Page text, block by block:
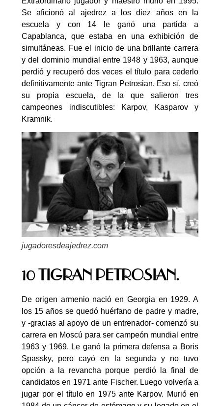
Se aficionó al ajedrez a los diez años en la
escuela y con 14 le ganó una partida a
Capablanca, que estaba en una exhibición de
simultáneas. Fue el inicio de una brillante carrera
y del dominio mundial entre 1948 y 1963, aunque
perdió y recuperó dos veces el título para cederlo
definitivamente ante Tigran Petrosian. Eso sí, creó
su propia escuela, de la que salieron tres
campeones indiscutibles: Karpov, Kasparov y
Kramnik.
jugadoresdeajedrez.com
10 TIGRAN PETROSIAN.
De origen armenio nació en Georgia en 1929. A
los 15 años se quedó huérfano de padre y madre,
y -gracias al apoyo de un entrenador- comenzó su
carrera en Moscú para ser campeón mundial entre
1963 y 1969. Le ganó la primera defensa a Boris
Spassky, pero cayó en la segunda y no tuvo
opción a la revancha porque perdió la final de
candidatos en 1971 ante Fischer. Luego volvería a
jugar por el título en 1975 ante Karpov. Murió en